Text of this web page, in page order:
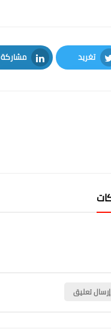
تغريد
Twitter
مشاركة
LinkedIn
إرسال تعليق